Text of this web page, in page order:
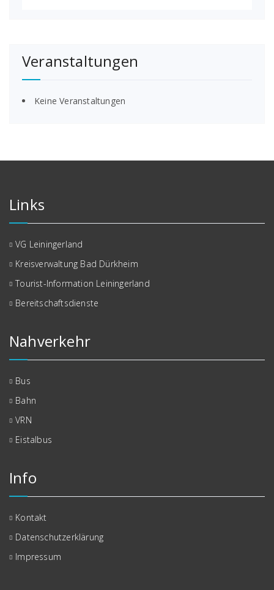
Veranstaltungen
Keine Veranstaltungen
Links
VG Leiningerland
Kreisverwaltung Bad Dürkheim
Tourist-Information Leiningerland
Bereitschaftsdienste
Nahverkehr
Bus
Bahn
VRN
Eistalbus
Info
Kontakt
Datenschutzerklärung
Impressum